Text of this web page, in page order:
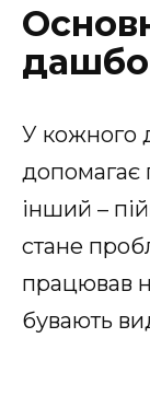
У кожного
допомагає
інший –
стане
працював
бувають